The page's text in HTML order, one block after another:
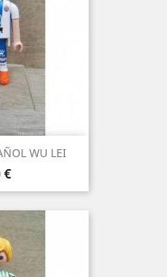
WU LEI
€